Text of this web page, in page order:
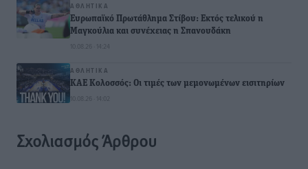
ΑΘΛΗΤΙΚΆ
Ευρωπαϊκό Πρωτάθλημα Στίβου: Εκτός τελικού η
Μαγκούλια και συνέχειας η Σπανουδάκη
10.08.26 · 14:24
ΑΘΛΗΤΙΚΆ
ΚΑΕ Κολοσσός: Οι τιμές των μεμονωμένων εισιτηρίων
10.08.26 · 14:02
Σχολιασμός Άρθρου